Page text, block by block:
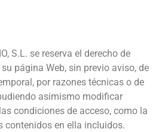
S.L. se reserva el derecho de
página Web, sin previo aviso, de
por razones técnicas o de
asimismo modificar
condiciones de acceso, como la
contenidos en ella incluidos.